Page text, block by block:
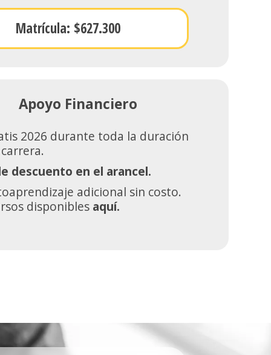
Matrícula: $627.300
Apoyo Financiero
2026 durante toda la duración
descuento en el arancel.
adicional sin costo.
disponibles aquí.